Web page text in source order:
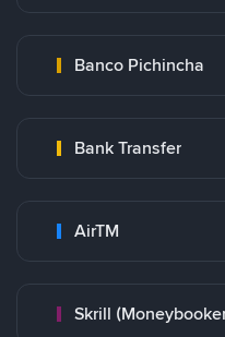
Banco Pichincha
Bank Transfer
AirTM
Skrill